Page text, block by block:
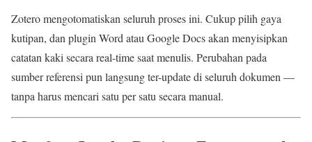
Zotero mengotomatiskan seluruh proses ini. Cukup pilih gaya
kutipan, dan plugin Word atau Google Docs akan menyisipkan
catatan kaki secara real-time saat menulis. Perubahan pada
sumber referensi pun langsung ter-update di seluruh dokumen —
tanpa harus mencari satu per satu secara manual.